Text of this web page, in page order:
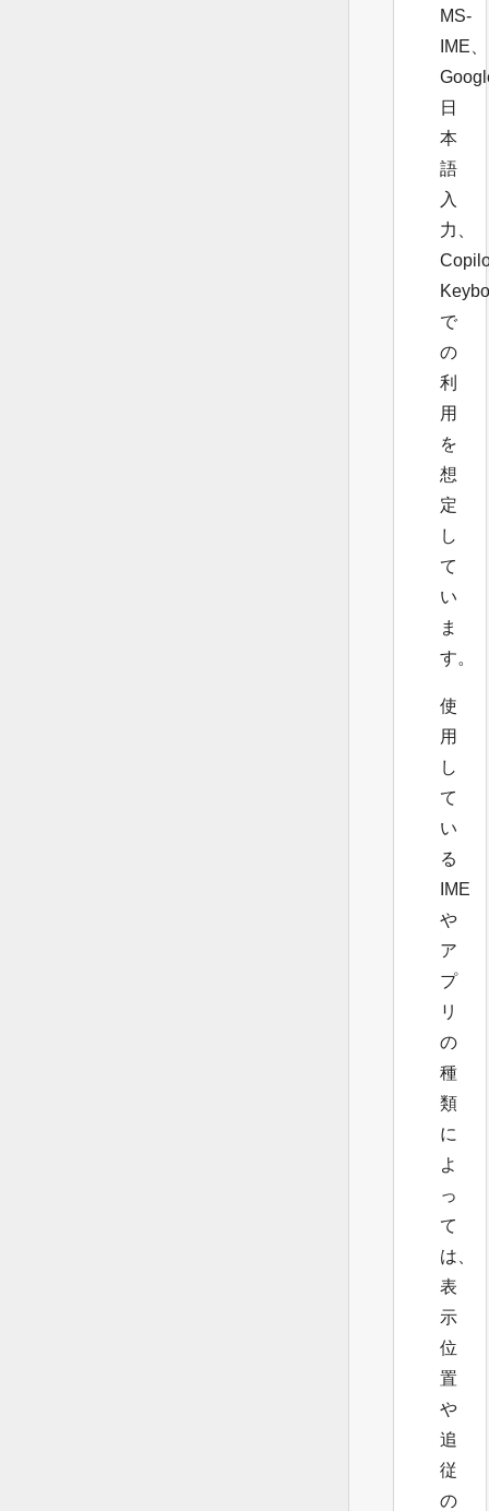
MS-
IME、
日
本
語
入
力、
で
の
利
用
を
想
定
し
て
い
ま
す。
使
用
し
て
い
る
IME
や
ア
プ
リ
の
種
類
に
よ
っ
て
は、
表
示
位
置
や
追
従
の